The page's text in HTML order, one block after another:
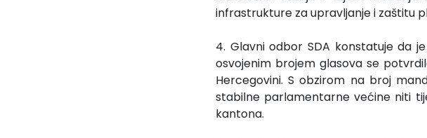
infrastrukture za upravljanje i zaštitu
4. Glavni odbor SDA konstatuje da
osvojenim brojem glasova se
Hercegovini. S obzirom na broj
stabilne parlamentarne većine niti
kantona.